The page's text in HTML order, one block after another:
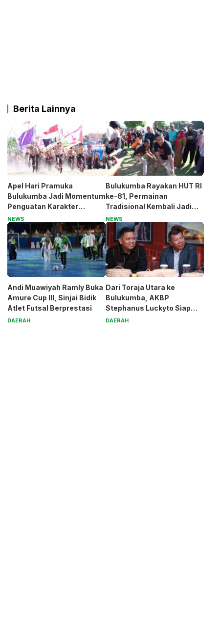
Berita Lainnya
Apel Hari Pramuka
Bulukumba Jadi Momentum
Penguatan Karakter
Generasi Muda
NEWS
Bulukumba Rayakan HUT RI
ke-81, Permainan
Tradisional Kembali Jadi
Magnet
NEWS
Andi Muawiyah Ramly Buka
Amure Cup III, Sinjai Bidik
Atlet Futsal Berprestasi
DAERAH
Dari Toraja Utara ke
Bulukumba, AKBP
Stephanus Luckyto Siap
Jaga Kamtibmas
DAERAH